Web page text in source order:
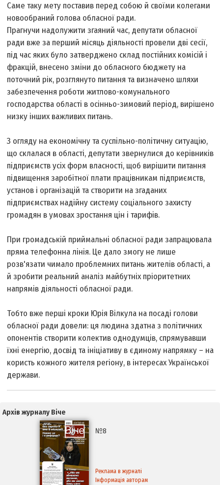
Саме таку мету поставив перед собою й своїми колегами
новообраний голова обласної ради.
Прагнучи надолужити згаяний час, депутати обласної
ради вже за перший місяць діяльності провели дві сесії,
під час яких було затверджено склад постійних комісій і
фракцій, внесено зміни до обласного бюджету на
поточний рік, розглянуто питання та визначено шляхи
забезпечення роботи житлово-комунального
господарства області в осінньо-зимовий період, вирішено
низку інших важливих питань.
З огляду на економічну та суспільно-політичну ситуацію,
що склалася в області, депутати звернулися до керівників
підприємств усіх форм власності, щоб вирішити питання
підвищення заробітної плати працівникам підприємств,
установ і організацій та створити на згаданих
підприємствах надійну систему соціального захисту
громадян в умовах зростання цін і тарифів.
При громадській приймальні обласної ради запрацювала
пряма телефонна лінія. Це дало змогу не лише
розв'язати чимало проблемних питань жителів області, а
й зробити реальний аналіз майбутніх пріоритетних
напрямів діяльності обласної ради.
Тобто вже перші кроки Юрія Вілкула на посаді голови
обласної ради довели: ця людина здатна з політичних
опонентів створити колектив однодумців, спрямувавши
їхні енергію, досвід та ініціативу в єдиному напрямку – на
користь кожного жителя регіону, в інтересах Української
держави.
Архів журналу Віче
№8
Реклама в журналі
Інформація авторам